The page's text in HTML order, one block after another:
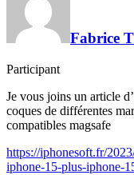
Fabrice
Participant
Je vous joins un article
coques de différentes
compatibles magsafe
https://iphonesoft.fr/
iphone-15-plus-iphone-